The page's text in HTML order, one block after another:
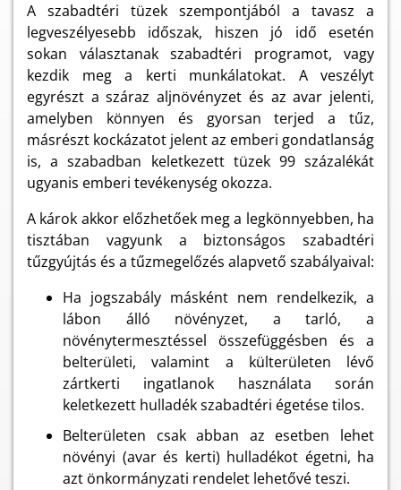
A szabadtéri tüzek szempontjából a tavasz a
legveszélyesebb időszak, hiszen jó idő esetén
sokan választanak szabadtéri programot, vagy
kezdik meg a kerti munkálatokat. A veszélyt
egyrészt a száraz aljnövényzet és az avar jelenti,
amelyben könnyen és gyorsan terjed a tűz,
másrészt kockázatot jelent az emberi gondatlanság
is, a szabadban keletkezett tüzek 99 százalékát
ugyanis emberi tevékenység okozza.
A károk akkor előzhetőek meg a legkönnyebben, ha
tisztában vagyunk a biztonságos szabadtéri
tűzgyújtás és a tűzmegelőzés alapvető szabályaival:
Ha jogszabály másként nem rendelkezik, a
lábon álló növényzet, a tarló, a
növénytermesztéssel összefüggésben és a
belterületi, valamint a külterületen lévő
zártkerti ingatlanok használata során
keletkezett hulladék szabadtéri égetése tilos.
Belterületen csak abban az esetben lehet
növényi (avar és kerti) hulladékot égetni, ha
azt önkormányzati rendelet lehetővé teszi.